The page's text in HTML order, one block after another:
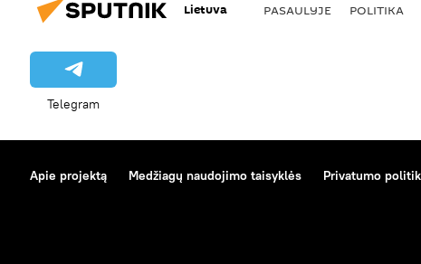
Lietuva PASAULYJE POLITIKA
Telegram
Apie projektą Medžiagų naudojimo taisyklės Privatumo